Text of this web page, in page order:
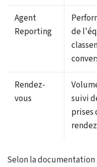
Agent
Reporting
de
Rendez-
vous
suivi
prises
Selon la